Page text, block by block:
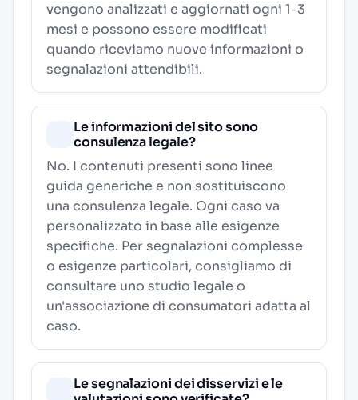
vengono analizzati e aggiornati ogni 1-3
mesi e possono essere modificati
quando riceviamo nuove informazioni o
segnalazioni attendibili.
Le informazioni del sito sono
consulenza legale?
No. I contenuti presenti sono linee
guida generiche e non sostituiscono
una consulenza legale. Ogni caso va
personalizzato in base alle esigenze
specifiche. Per segnalazioni complesse
o esigenze particolari, consigliamo di
consultare uno studio legale o
un'associazione di consumatori adatta al
caso.
Le segnalazioni dei disservizi e le